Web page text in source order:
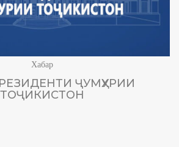
Хабар
ҶУМҲУРИИ
ТОҶИКИСТОН